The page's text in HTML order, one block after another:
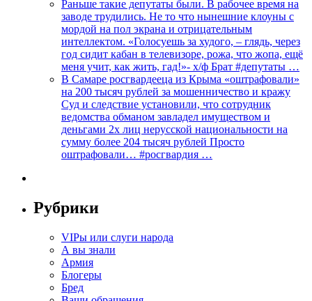
Раньше такие депутаты были. В рабочее время на
заводе трудились. Не то что нынешние клоуны с
мордой на пол экрана и отрицательным
интеллектом. «Голосуешь за худого, – глядь, через
год сидит кабан в телевизоре, рожа, что жопа, ещё
меня учит, как жить, гад!»- х/ф Брат #депутаты …
В Самаре росгвардееца из Крыма «оштрафовали»
на 200 тысяч рублей за мошенничество и кражу
Суд и следствие установили, что сотрудник
ведомства обманом завладел имуществом и
деньгами 2х лиц нерусской национальности на
сумму более 204 тысяч рублей Просто
оштрафовали… #росгвардия …
Рубрики
VIPы или слуги народа
А вы знали
Армия
Блогеры
Бред